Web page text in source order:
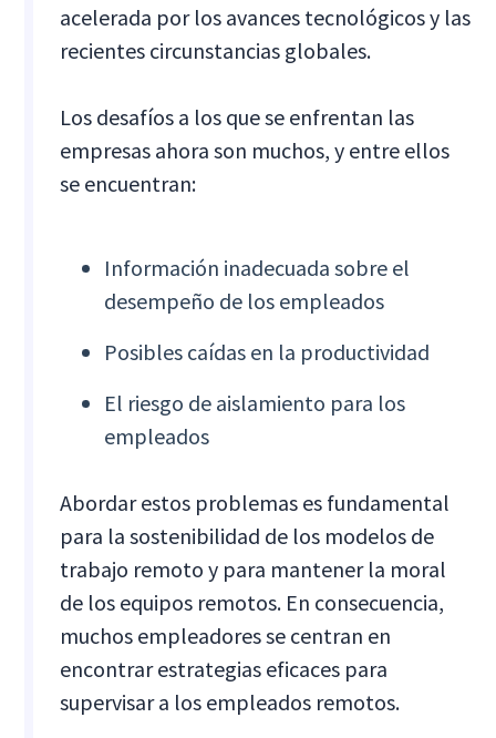
acelerada por los avances tecnológicos y las
recientes circunstancias globales.
Los desafíos a los que se enfrentan las
empresas ahora son muchos, y entre ellos
se encuentran:
Información inadecuada sobre el
desempeño de los empleados
Posibles caídas en la productividad
El riesgo de aislamiento para los
empleados
Abordar estos problemas es fundamental
para la sostenibilidad de los modelos de
trabajo remoto y para mantener la moral
de los equipos remotos. En consecuencia,
muchos empleadores se centran en
encontrar estrategias eficaces para
supervisar a los empleados remotos.